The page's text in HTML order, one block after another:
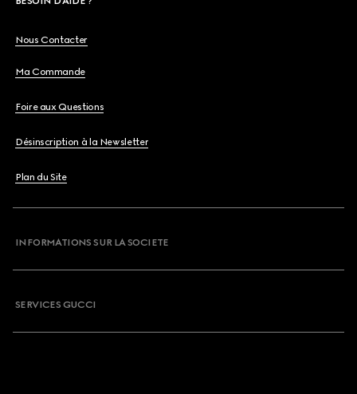
Nous Contacter
Ma Commande
Foire aux Questions
Désinscription à la Newsletter
Plan du Site
INFORMATIONS SUR LA SOCIETE
SERVICES GUCCI